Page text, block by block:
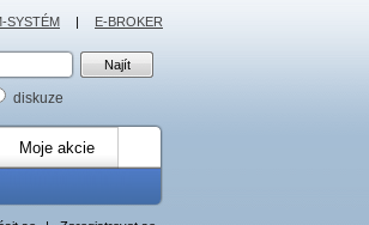
diskuze
Moje akcie
SYSTÉM | E-BROKER